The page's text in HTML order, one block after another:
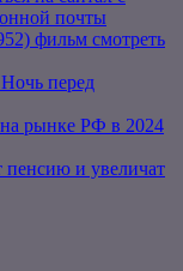
почты
фильм смотреть
перед
рынке РФ в 2024
и увеличат